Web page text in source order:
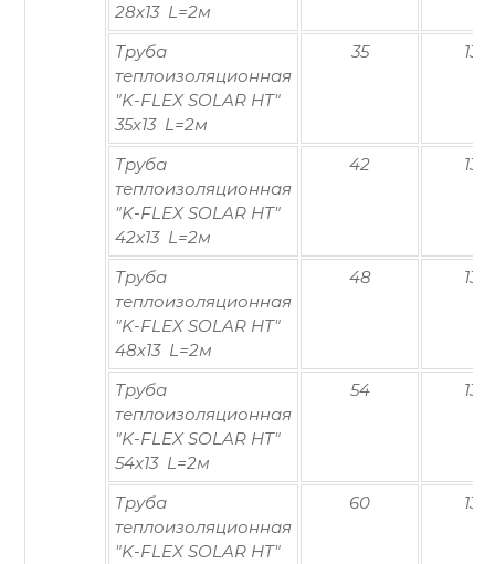
28х13 L=2м
Труба
теплоизоляционная
"K-FLEX SOLAR HT"
35х13 L=2м
35 13
Труба
теплоизоляционная
"K-FLEX SOLAR HT"
42х13 L=2м
42 13
Труба
теплоизоляционная
"K-FLEX SOLAR HT"
48х13 L=2м
48 13
Труба
теплоизоляционная
"K-FLEX SOLAR HT"
54х13 L=2м
54 13
Труба
теплоизоляционная
"K-FLEX SOLAR HT"
60 13